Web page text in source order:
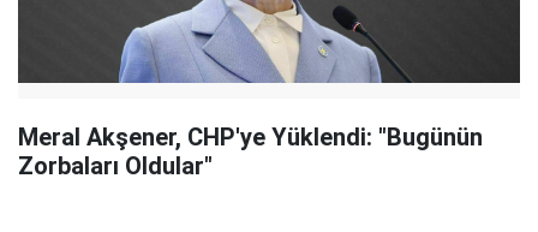
Meral Akşener, CHP'ye Yüklendi: "Bugünün
Zorbaları Oldular"